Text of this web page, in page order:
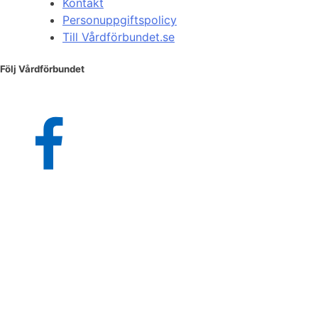
Kontakt
Personuppgiftspolicy
Till Vårdförbundet.se
Följ Vårdförbundet